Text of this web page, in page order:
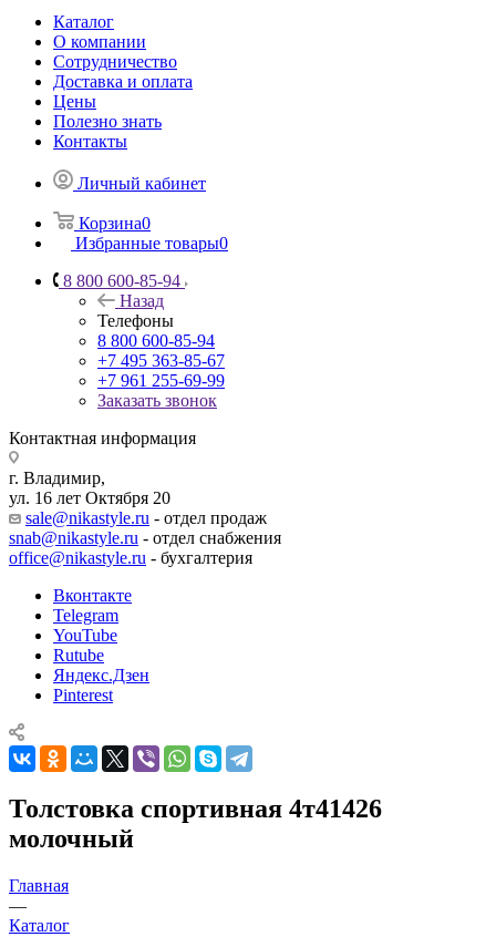
Каталог
О компании
Сотрудничество
Доставка и оплата
Цены
Полезно знать
Контакты
Личный кабинет
Корзина0
Избранные товары0
8 800 600-85-94
Назад
Телефоны
8 800 600-85-94
+7 495 363-85-67
+7 961 255-69-99
Заказать звонок
Контактная информация
г. Владимир,
ул. 16 лет Октября 20
sale@nikastyle.ru - отдел продаж
snab@nikastyle.ru - отдел снабжения
office@nikastyle.ru - бухгалтерия
Вконтакте
Telegram
YouTube
Rutube
Яндекс.Дзен
Pinterest
Толстовка спортивная 4т41426
молочный
Главная
—
Каталог